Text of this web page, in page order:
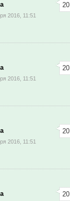
2016, 11:51
20
2016, 11:51
20
2016, 11:51
20
20